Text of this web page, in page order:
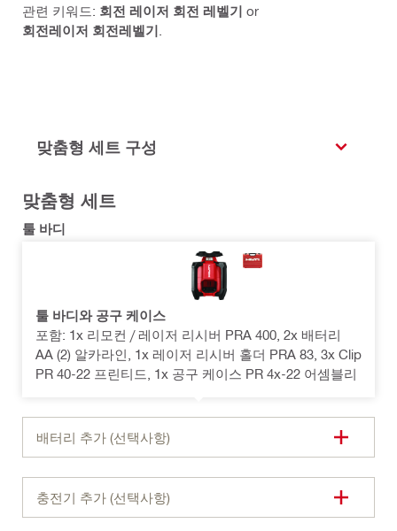
관련 키워드: 회전 레이저 회전 레벨기 or
회전레이저 회전레벨기
맞춤형 세트 구성
맞춤형 세트
툴 바디
툴 바디와 공구 케이스
포함: 1x 리모컨 / 레이저 리시버 PRA 400, 2x 배터리
AA (2) 알카라인, 1x 레이저 리시버 홀더 PRA 83, 3x Clip
PR 40-22 프린티드, 1x 공구 케이스 PR 4x-22 어셈블리
배터리 추가 (선택사항)
충전기 추가 (선택사항)